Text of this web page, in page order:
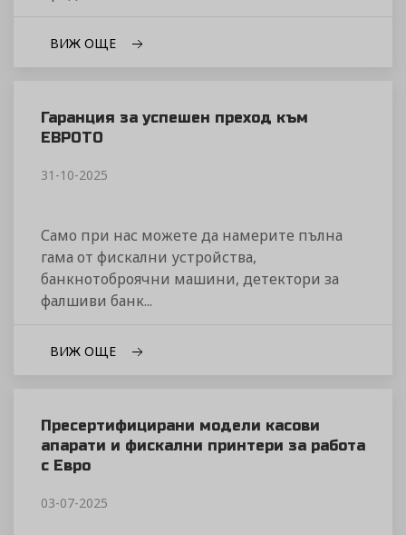
ВИЖ ОЩЕ
Гаранция за успешен преход към
ЕВРОТО
31-10-2025
Само при нас можете да намерите пълна
гама от фискални устройства,
банкнотоброячни машини, детектори за
фалшиви банк...
ВИЖ ОЩЕ
Пресертифицирани модели касови
апарати и фискални принтери за работа
с Евро
03-07-2025